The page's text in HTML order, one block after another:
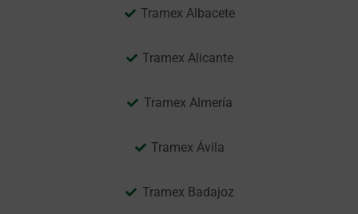
Tramex Albacete
Tramex Alicante
Tramex Almería
Tramex Ávila
Tramex Badajoz